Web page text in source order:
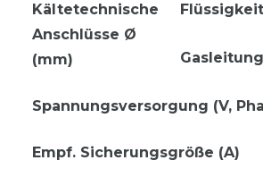
Kältetechnische
Anschlüsse Ø
(mm)
Gasleitung
Spannungsversorgung (V,
Empf. Sicherungsgröße (A)